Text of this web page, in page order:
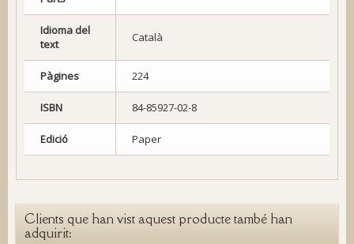
Idioma del
text
Català
Pàgines 224
ISBN 84-85927-02-8
Edició Paper
Clients que han vist aquest producte també han
adquirit: